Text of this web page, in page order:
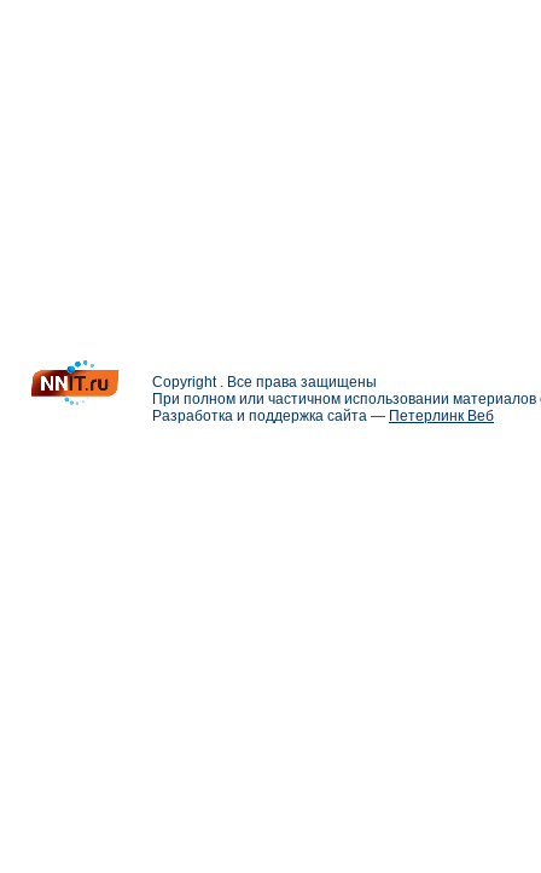
Copyright . Все права защищены
При полном или частичном использовании
Разработка и поддержка сайта — Петерлинк Веб